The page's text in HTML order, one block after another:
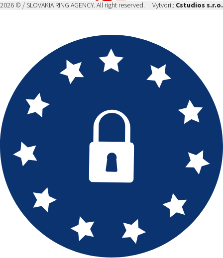
2026 © / SLOVAKIA RING AGENCY. All right reserved. Vytvoril: Cstudios s.r.o.